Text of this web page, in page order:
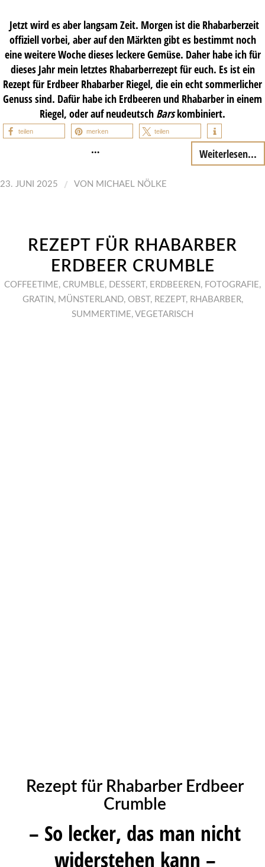
Jetzt wird es aber langsam Zeit. Morgen ist die Rhabarberzeit
offiziell vorbei, aber auf den Märkten gibt es bestimmt noch
eine weitere Woche dieses leckere Gemüse. Daher habe ich für
dieses Jahr mein letztes Rhabarberrezept für euch. Es ist ein
Rezept für Erdbeer Rhabarber Riegel, die ein echt sommerlicher
Genuss sind. Dafür habe ich Erdbeeren und Rhabarber in einem
Riegel, oder auf neudeutsch Barskombiniert.
teilen merken teilen
… Weiterlesen...
23. JUNI 2025 / VON MICHAEL NÖLKE
REZEPT FÜR RHABARBER
ERDBEER CRUMBLE
COFFEETIME, CRUMBLE, DESSERT , ERDBEEREN , FOTOGRAFIE,
GRATIN , MÜNSTERLAND, OBST , REZEPT , RHABARBER,
SUMMERTIME, VEGETARISCH
Rezept für Rhabarber Erdbeer
Crumble
– So lecker, das man nicht
widerstehen kann –